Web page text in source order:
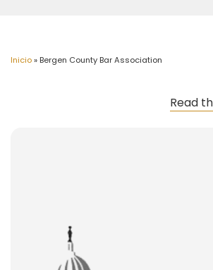
Inicio» Bergen County Bar Association
Read